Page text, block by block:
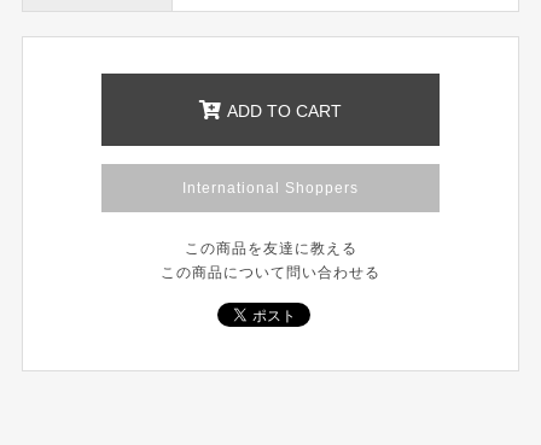
ADD TO CART
International Shoppers
この商品を友達に教える
この商品について問い合わせる